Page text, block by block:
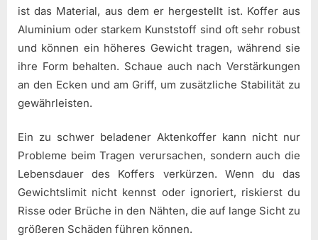
ist das Material, aus dem er hergestellt ist. Koffer aus
Aluminium oder starkem Kunststoff sind oft sehr robust
und können ein höheres Gewicht tragen, während sie
ihre Form behalten. Schaue auch nach Verstärkungen
an den Ecken und am Griff, um zusätzliche Stabilität zu
gewährleisten.
Ein zu schwer beladener Aktenkoffer kann nicht nur
Probleme beim Tragen verursachen, sondern auch die
Lebensdauer des Koffers verkürzen. Wenn du das
Gewichtslimit nicht kennst oder ignoriert, riskierst du
Risse oder Brüche in den Nähten, die auf lange Sicht zu
größeren Schäden führen können.